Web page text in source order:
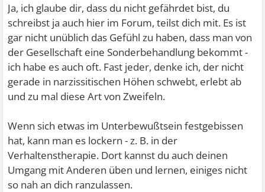
Ja, ich glaube dir, dass du nicht gefährdet bist, du
schreibst ja auch hier im Forum, teilst dich mit. Es ist
gar nicht unüblich das Gefühl zu haben, dass man von
der Gesellschaft eine Sonderbehandlung bekommt -
ich habe es auch oft. Fast jeder, denke ich, der nicht
gerade in narzissitischen Höhen schwebt, erlebt ab
und zu mal diese Art von Zweifeln.
Wenn sich etwas im Unterbewußtsein festgebissen
hat, kann man es lockern - z. B. in der
Verhaltenstherapie. Dort kannst du auch deinen
Umgang mit Anderen üben und lernen, einiges nicht
so nah an dich ranzulassen.